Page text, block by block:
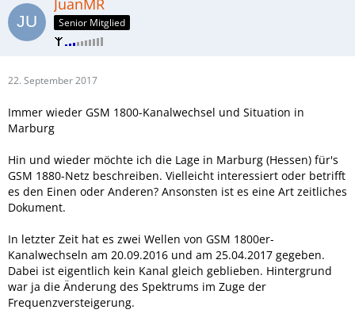
JuanMR
Senior Mitglied
22. September 2017
Immer wieder GSM 1800-Kanalwechsel und Situation in
Marburg
Hin und wieder möchte ich die Lage in Marburg (Hessen) für's
GSM 1880-Netz beschreiben. Vielleicht interessiert oder betrifft
es den Einen oder Anderen? Ansonsten ist es eine Art zeitliches
Dokument.
In letzter Zeit hat es zwei Wellen von GSM 1800er-
Kanalwechseln am 20.09.2016 und am 25.04.2017 gegeben.
Dabei ist eigentlich kein Kanal gleich geblieben. Hintergrund
war ja die Änderung des Spektrums im Zuge der
Frequenzversteigerung.